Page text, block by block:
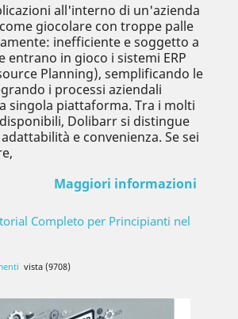
all'interno di un'azienda
giocolare con troppe palle
inefficiente e soggetto a
entrano in gioco i sistemi ERP
Planning), semplificando le
i processi aziendali
singola piattaforma. Tra i molti
Dolibarr si distingue
e convenienza. Se sei
Maggiori informazioni
Completo per Principianti nel
vista (9708)